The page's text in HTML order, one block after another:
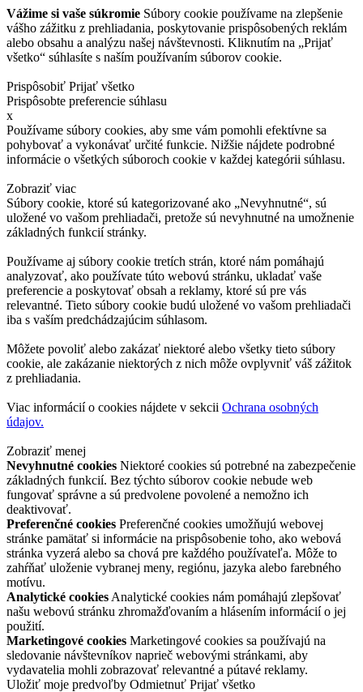
Vážime si vaše súkromie Súbory cookie používame na zlepšenie
vášho zážitku z prehliadania, poskytovanie prispôsobených reklám
alebo obsahu a analýzu našej návštevnosti. Kliknutím na „Prijať
všetko“ súhlasíte s naším používaním súborov cookie.
Prispôsobiť Prijať všetko
Prispôsobte preferencie súhlasu
x
Používame súbory cookies, aby sme vám pomohli efektívne sa
pohybovať a vykonávať určité funkcie. Nižšie nájdete podrobné
informácie o všetkých súboroch cookie v každej kategórii súhlasu.
Zobraziť viac
Súbory cookie, ktoré sú kategorizované ako „Nevyhnutné“, sú
uložené vo vašom prehliadači, pretože sú nevyhnutné na umožnenie
základných funkcií stránky.
Používame aj súbory cookie tretích strán, ktoré nám pomáhajú
analyzovať, ako používate túto webovú stránku, ukladať vaše
preferencie a poskytovať obsah a reklamy, ktoré sú pre vás
relevantné. Tieto súbory cookie budú uložené vo vašom prehliadači
iba s vaším predchádzajúcim súhlasom.
Môžete povoliť alebo zakázať niektoré alebo všetky tieto súbory
cookie, ale zakázanie niektorých z nich môže ovplyvniť váš zážitok
z prehliadania.
Viac informácií o cookies nájdete v sekcii Ochrana osobných
údajov.
Zobraziť menej
Nevyhnutné cookies Niektoré cookies sú potrebné na zabezpečenie
základných funkcií. Bez týchto súborov cookie nebude web
fungovať správne a sú predvolene povolené a nemožno ich
deaktivovať.
Preferenčné cookies Preferenčné cookies umožňujú webovej
stránke pamätať si informácie na prispôsobenie toho, ako webová
stránka vyzerá alebo sa chová pre každého používateľa. Môže to
zahŕňať uloženie vybranej meny, regiónu, jazyka alebo farebného
motívu.
Analytické cookies Analytické cookies nám pomáhajú zlepšovať
našu webovú stránku zhromažďovaním a hlásením informácií o jej
použití.
Marketingové cookies Marketingové cookies sa používajú na
sledovanie návštevníkov naprieč webovými stránkami, aby
vydavatelia mohli zobrazovať relevantné a pútavé reklamy.
Uložiť moje predvoľby Odmietnuť Prijať všetko